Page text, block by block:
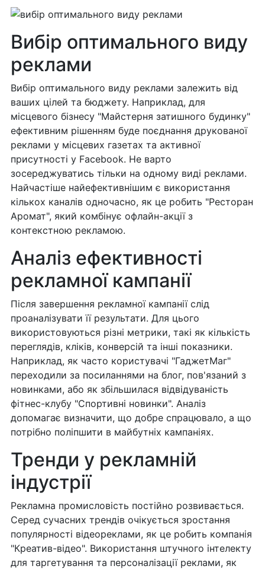
Вибір оптимального виду
реклами
Вибір оптимального виду реклами залежить від
ваших цілей та бюджету. Наприклад, для
місцевого бізнесу "Майстерня затишного будинку"
ефективним рішенням буде поєднання друкованої
реклами у місцевих газетах та активної
присутності у Facebook. Не варто
зосереджуватись тільки на одному виді реклами.
Найчастіше найефективнішим є використання
кількох каналів одночасно, як це робить "Ресторан
Аромат", який комбінує офлайн-акції з
контекстною рекламою.
Аналіз ефективності
рекламної кампанії
Після завершення рекламної кампанії слід
проаналізувати її результати. Для цього
використовуються різні метрики, такі як кількість
переглядів, кліків, конверсій та інші показники.
Наприклад, як часто користувачі "ГаджетМаг"
переходили за посиланнями на блог, пов'язаний з
новинками, або як збільшилася відвідуваність
фітнес-клубу "Спортивні новинки". Аналіз
допомагає визначити, що добре спрацювало, а що
потрібно поліпшити в майбутніх кампаніях.
Тренди у рекламній
індустрії
Рекламна промисловість постійно розвивається.
Серед сучасних трендів очікується зростання
популярності відеореклами, як це робить компанія
"Креатив-відео". Використання штучного інтелекту
для таргетування та персоналізації реклами, як